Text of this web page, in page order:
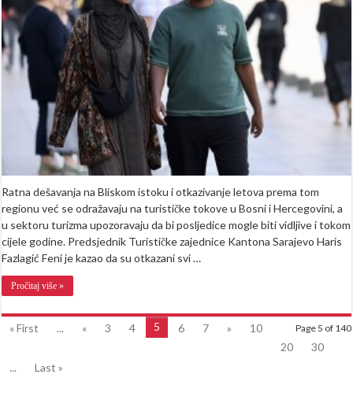
turiuzam
u
BiH:
Masovna
otkazivanja
dolazaka
turista
Katara…
Ratna dešavanja na Bliskom istoku i otkazivanje letova prema tom
regionu već se odražavaju na turističke tokove u Bosni i Hercegovini, a
u sektoru turizma upozoravaju da bi posljedice mogle biti vidljive i tokom
cijele godine. Predsjednik Turističke zajednice Kantona Sarajevo Haris
Fazlagić Feni je kazao da su otkazani svi …
Pročitaj više »
Page 5 of 140
« First ... « 3 4 5 6 7 »
10
20
30
...
Last »